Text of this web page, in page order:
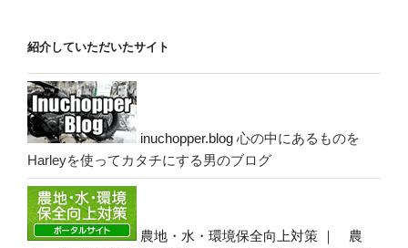
紹介していただいたサイト
inuchopper.blog 心の中にあるものを
Harleyを使ってカタチにする男のブログ
農地・水・環境保全向上対策 ｜ 農